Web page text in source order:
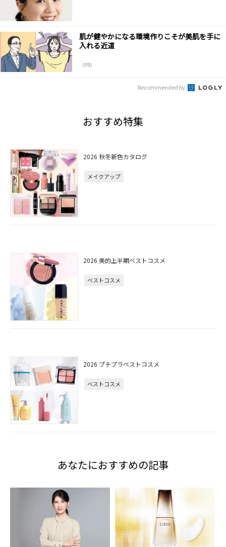
肌が健やかになる環境作りこそが美肌を手に
入れる近道
（PR）
Recommended by
おすすめ特集
2026 秋冬新色カタログ
メイクアップ
2026 美的上半期ベストコスメ
ベストコスメ
2026 プチプラベストコスメ
ベストコスメ
あなたにおすすめの記事